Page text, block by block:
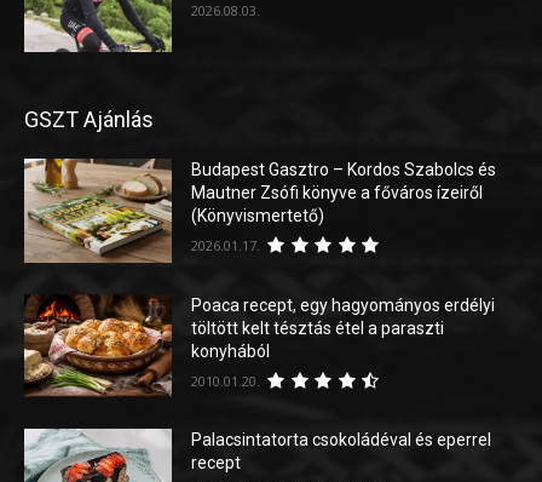
2026.08.03.
GSZT Ajánlás
Budapest Gasztro – Kordos Szabolcs és
Mautner Zsófi könyve a főváros ízeiről
(Könyvismertető)
2026.01.17.
Poaca recept, egy hagyományos erdélyi
töltött kelt tésztás étel a paraszti
konyhából
2010.01.20.
Palacsintatorta csokoládéval és eperrel
recept